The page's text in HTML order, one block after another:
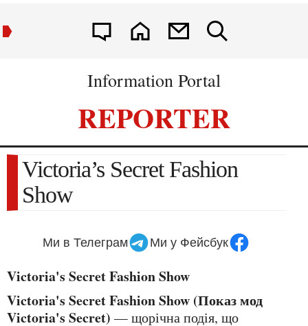
Information Portal
REPORTER
Victoria’s Secret Fashion
Show
Ми в Телеграм Ми у Фейсбук
Victoria's Secret Fashion Show
Victoria's Secret Fashion Show (Показ мод
Victoria's Secret) — щорічна подія, що